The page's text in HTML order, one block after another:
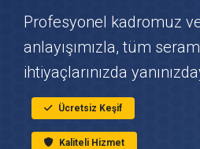
Osmangazi Çatı Ustası
Osmangazi Fayans &
Osmangazi Prefabrik Ev
Profesyonel kadromuz
anlayışımızla, tüm
ihtiyaçlarınızda
Ücretsiz Keşif
Kaliteli Hizmet